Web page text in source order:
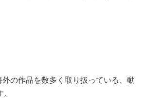
の作品を数多く取り扱っている、動